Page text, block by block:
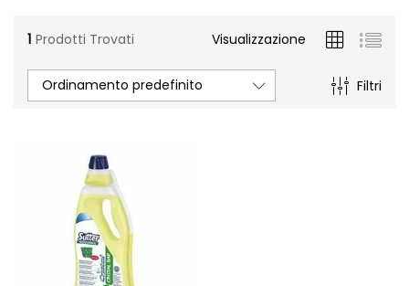
1 Prodotti Trovati Visualizzazione
Filtri
Ordinamento predefinito